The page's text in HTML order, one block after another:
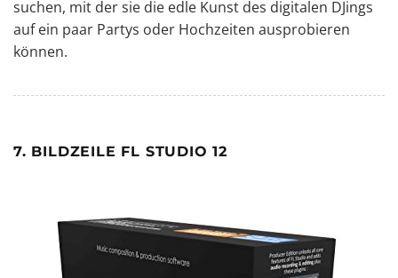
suchen, mit der sie die edle Kunst des digitalen DJings
auf ein paar Partys oder Hochzeiten ausprobieren
können.
7. BILDZEILE FL STUDIO 12